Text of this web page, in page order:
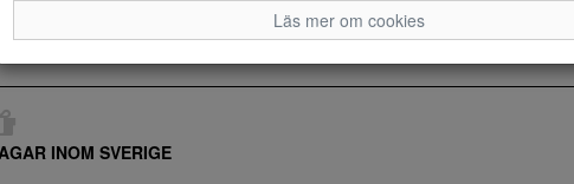
INOM SVERIGE
Läs mer om cookies